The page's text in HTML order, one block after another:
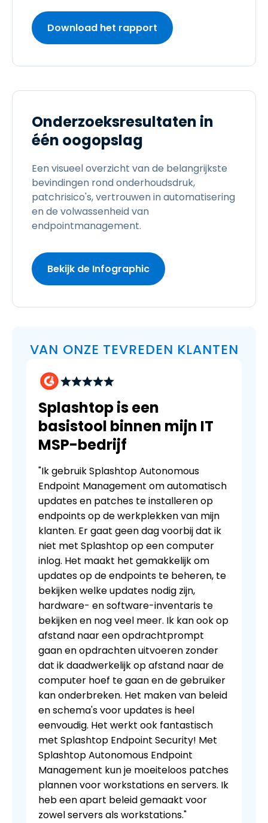
Download het rapport
Onderzoeksresultaten in
één oogopslag
Een visueel overzicht van de belangrijkste
bevindingen rond onderhoudsdruk,
patchrisico's, vertrouwen in automatisering
en de volwassenheid van
endpointmanagement.
Bekijk de Infographic
VAN ONZE TEVREDEN KLANTEN
Splashtop is een
basistool binnen mijn IT
MSP-bedrijf
"Ik gebruik Splashtop Autonomous
Endpoint Management om automatisch
updates en patches te installeren op
endpoints op de werkplekken van mijn
klanten. Er gaat geen dag voorbij dat ik
niet met Splashtop op een computer
inlog. Het maakt het gemakkelijk om
updates op de endpoints te beheren, te
bekijken welke updates nodig zijn,
hardware- en software-inventaris te
bekijken en nog veel meer. Ik kan ook op
afstand naar een opdrachtprompt
gaan en opdrachten uitvoeren zonder
dat ik daadwerkelijk op afstand naar de
computer hoef te gaan en de gebruiker
kan onderbreken. Het maken van beleid
en schema's voor updates is heel
eenvoudig. Het werkt ook fantastisch
met Splashtop Endpoint Security! Met
Splashtop Autonomous Endpoint
Management kun je moeiteloos patches
plannen voor workstations en servers. Ik
heb een apart beleid gemaakt voor
zowel servers als workstations."